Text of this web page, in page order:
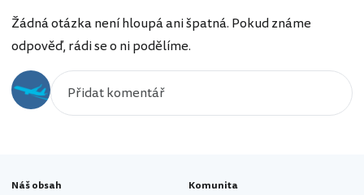
Žádná otázka není hloupá ani špatná. Pokud známe
odpověď, rádi se o ni podělíme.
Náš obsah Komunita